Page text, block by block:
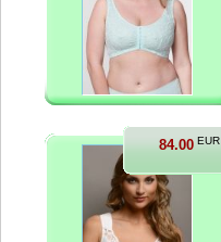
84.00 EUR